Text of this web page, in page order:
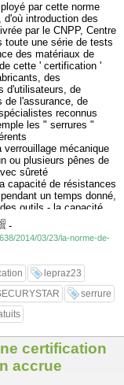
par cette norme
introduction des
par le CNPP, Centre
toute une série de tests
des matériaux de
cette ' certification '
des
d'utilisateurs, de
de l'assurance, de
reconnus
les " serrures "
mécanique
ou plusieurs pênes de
sûreté
capacité de résistances
un temps donné,
outils.- la capacité
' fine '.( source :
-
2014/03/23/la-norme-de-
lepraz23
serrure
certification
accrue